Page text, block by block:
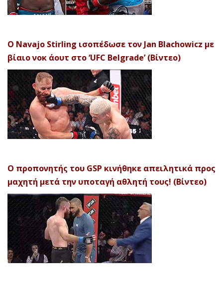
Ο Navajo Stirling ισοπέδωσε τον Jan Blachowicz με
βίαιο νοκ άουτ στο ‘UFC Belgrade’ (Βίντεο)
Ο προπονητής του GSP κινήθηκε απειλητικά προς
μαχητή μετά την υποταγή αθλητή τους! (Βίντεο)